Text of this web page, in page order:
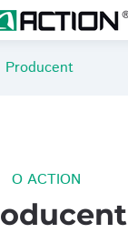
Producent
O ACTION